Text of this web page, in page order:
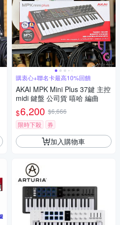
購衷心+聯名卡最高10%回饋
AKAI MPK Mini Plus 37鍵 主控
midi 鍵盤 公司貨 嘻哈 編曲
$6,200 $6,666
限時下殺
券
加入購物車